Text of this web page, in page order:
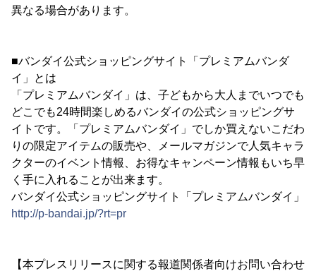
異なる場合があります。
■バンダイ公式ショッピングサイト「プレミアムバンダ
イ」とは
「プレミアムバンダイ」は、子どもから大人までいつでも
どこでも24時間楽しめるバンダイの公式ショッピングサ
イトです。「プレミアムバンダイ」でしか買えないこだわ
りの限定アイテムの販売や、メールマガジンで人気キャラ
クターのイベント情報、お得なキャンペーン情報もいち早
く手に入れることが出来ます。
バンダイ公式ショッピングサイト「プレミアムバンダイ」
http://p-bandai.jp/?rt=pr
【本プレスリリースに関する報道関係者向けお問い合わせ